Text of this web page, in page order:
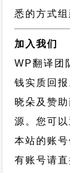
悉的方式
加入我们
WP翻译团
钱实质回
晓朵及赞
源。您可
本站的账
有账号请